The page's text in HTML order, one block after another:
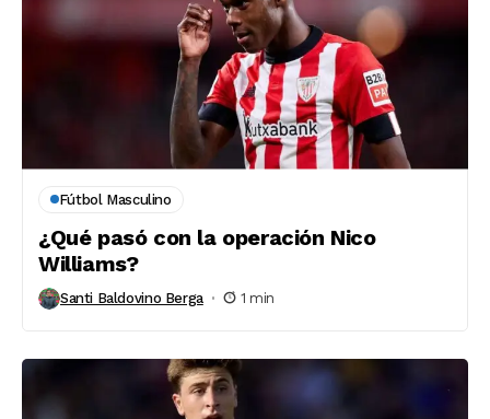
Fútbol Masculino
¿Qué pasó con la operación Nico
Williams?
Santi Baldovino Berga 1 min